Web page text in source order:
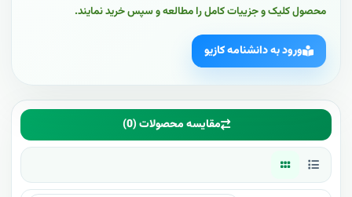
محصول کلیک و جزییات کامل را مطالعه و سپس خرید نمایند.
ورود به دانشنامه کازیو
مقایسه محصولات (0)